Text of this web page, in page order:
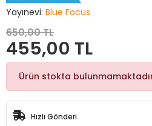
Yayınevi: Blue Focus
650,00 TL
455,00 TL
Ürün stokta
Hızlı Gönderi